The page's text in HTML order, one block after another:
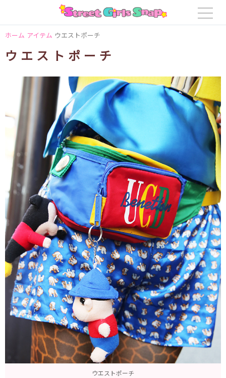
ホーム アイテム ウエストポーチ
ウエストポーチ
ウエストポーチ